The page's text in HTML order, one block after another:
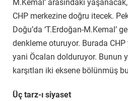
M.Kemal’ arasındaki
CHP merkezine doğru itecek.
Doğu’da ‘T.Erdoğan-M.Kemal’
denkleme oturuyor. Burada
yani Öcalan dolduruyor. Bunun
karşıtları iki eksene bölünmüş
Üç tarz-ı siyaset